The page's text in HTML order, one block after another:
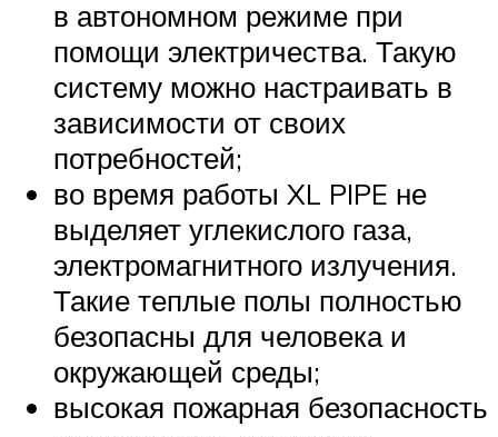
в автономном режиме при
помощи электричества. Такую
систему можно настраивать в
зависимости от своих
потребностей;
во время работы XL PIPE не
выделяет углекислого газа,
электромагнитного излучения.
Такие теплые полы полностью
безопасны для человека и
окружающей среды;
высокая пожарная безопасность